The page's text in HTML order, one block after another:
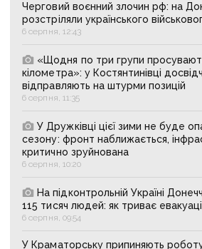
Черговий воєнний злочин рф: на
розстріляли українського
6 серпня, 12:43
«Щодня по три групи
кілометра»: у Костянтинівці
відправляють на штурми позицій
6 серпня, 11:35
У Дружківці цієї зими не буде
сезону: фронт наближається,
критично зруйнована
6 серпня, 10:20
На підконтрольній Україні
115 тисяч людей: як триває
6 серпня, 09:54
У Краматорську припиняють